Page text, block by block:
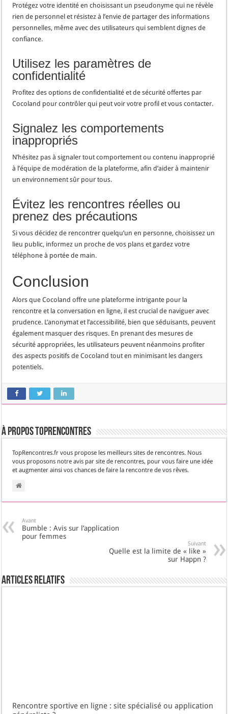
Protégez votre identité en choisissant un pseudonyme qui ne révèle
rien de personnel et résistez à l’envie de partager des informations
personnelles, même avec des utilisateurs qui semblent dignes de
confiance.
Utilisez les paramètres de
confidentialité
Profitez des options de confidentialité et de sécurité offertes par
Cocoland pour contrôler qui peut voir votre profil et vous contacter.
Signalez les comportements
inappropriés
N’hésitez pas à signaler tout comportement ou contenu inapproprié
à l’équipe de modération de la plateforme, afin d’aider à maintenir
un environnement sûr pour tous.
Évitez les rencontres réelles ou
prenez des précautions
Si vous décidez de rencontrer quelqu’un en personne, choisissez un
lieu public, informez un proche de vos plans et gardez votre
téléphone à portée de main.
Conclusion
Alors que Cocoland offre une plateforme intrigante pour la
rencontre et la conversation en ligne, il est crucial de naviguer avec
prudence. L’anonymat et l’accessibilité, bien que séduisants, peuvent
également masquer des risques. En prenant des mesures de
sécurité appropriées, les utilisateurs peuvent néanmoins profiter
des aspects positifs de Cocoland tout en minimisant les dangers
potentiels.
À propos TopRencontres
TopRencontres.fr vous propose les meilleurs sites de rencontres. Nous
vous proposons notre avis par site de rencontres, pour vous faire une idée
et augmenter ainsi vos chances de faire la rencontre de vos rêves.
Avant
Bumble : Avis sur l’application
pour femmes
Suivant
Quelle est la limite de « like »
sur Happn ?
Articles Relatifs
Rencontre sportive en ligne : site spécialisé ou application